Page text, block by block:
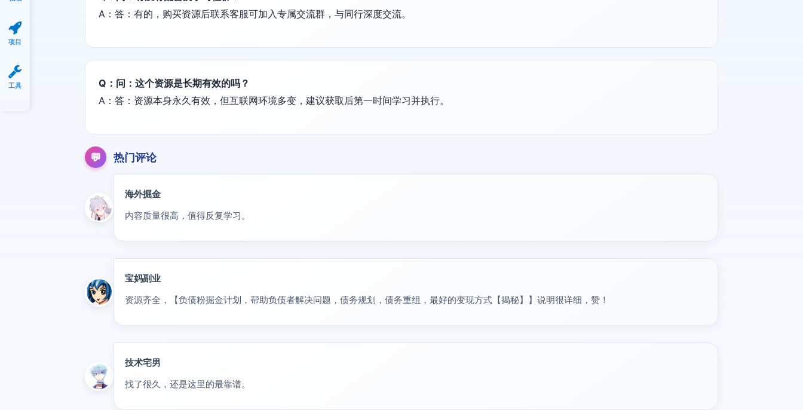
A：答：有的，购买资源后联系客服可加入专属交流群，与同行深度交流。
Q：问：这个资源是长期有效的吗？
A：答：资源本身永久有效，但互联网环境多变，建议获取后第一时间学习并执行。
💬 热门评论
海外掘金
内容质量很高，值得反复学习。
宝妈副业
资源齐全，【负债粉掘金计划，帮助负债者解决问题，债务规划，债务重组，最好的变现方式【揭秘】】说明很详细，赞！
技术宅男
找了很久，还是这里的最靠谱。
项目
工具